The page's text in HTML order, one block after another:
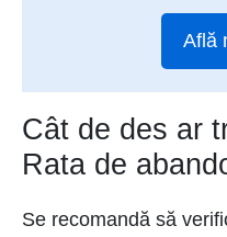
Află
Cât de des ar
Rata de
Se recomandă să